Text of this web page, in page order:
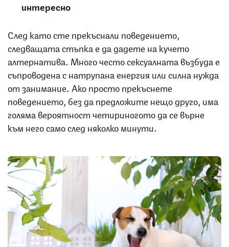
интересно
След като сте прекъснали поведението,
следващата стъпка е да дадете на кучето
алтернатива. Много често сексуалната възбуда е
съпроводена с натрупана енергия или силна нужда
от занимание. Ако просто прекъснете
поведението, без да предложите нещо друго, има
голяма вероятност четириногото да се върне
към него само след няколко минути.